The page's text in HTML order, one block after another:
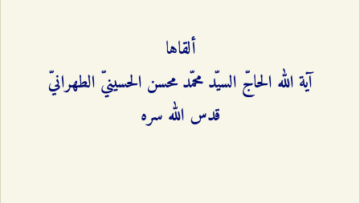
ألقاها
آية الله الحاجّ السيّد محمّد محسن الحسينيّ الطهرانيّ
قدس الله سره